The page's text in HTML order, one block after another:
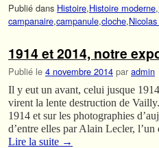
Publié dans Histoire,Histoire moderne,
campanaire,campanule,cloche,
1914 et 2014, notre
Publié le 4 novembre 2014 par admin
Il y eut un avant, celui jusque
virent la lente destruction de
1914 et sur les photographies
d’entre elles par Alain Lecler,
Lire la suite →